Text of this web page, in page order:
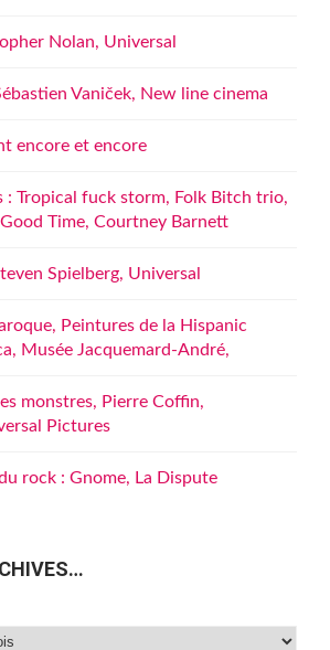
Nolan, Universal
Vaniček, New line cinema
encore et encore
: Tropical fuck storm, Folk Bitch trio,
Time, Courtney Barnett
Spielberg, Universal
Peintures de la Hispanic
Musée Jacquemard-André,
monstres, Pierre Coffin,
Pictures
rock : Gnome, La Dispute